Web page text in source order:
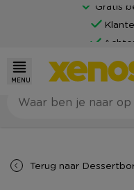
Gratis
MENU
Terug naar